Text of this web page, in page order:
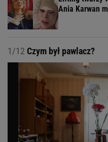
Ania Karwan
1/12 Czym był pawlacz?